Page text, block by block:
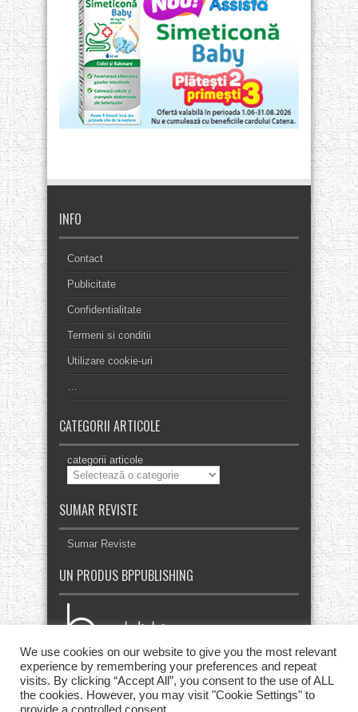
INFO
Contact
Publicitate
Confidentialitate
Termeni si conditii
Utilizare cookie-uri
…
CATEGORII ARTICOLE
categorii articole
SUMAR REVISTE
Sumar Reviste
UN PRODUS BPPUBLISHING
We use cookies on our website to give you the most relevant
experience by remembering your preferences and repeat
visits. By clicking “Accept All”, you consent to the use of ALL
the cookies. However, you may visit "Cookie Settings" to